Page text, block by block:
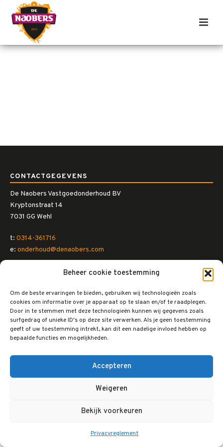
Beheer cookie toestemming
Om de beste ervaringen te bieden, gebruiken wij technologieën zoals
cookies om informatie over je apparaat op te slaan en/of te raadplegen.
Door in te stemmen met deze technologieën kunnen wij gegevens zoals
surfgedrag of unieke ID's op deze site verwerken. Als je geen toestemming
geeft of uw toestemming intrekt, kan dit een nadelige invloed hebben op
bepaalde functies en mogelijkheden.
Accepteren
Weigeren
Bekijk voorkeuren
Privacyreglement
CONTACTGEGEVENS
De Naobers Vastgoedonderhoud BV
Kryptonstraat 14
7031 GG Wehl
t: 0314-361716
e: onderhoud@denaobers.com
De Naobers | Anpakkers in de buurt © 2019
Cookiebeleid